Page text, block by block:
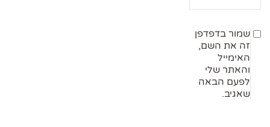
שמור בדפדפן
זה את השם,
האימייל
והאתר שלי
לפעם הבאה
שאגיב.